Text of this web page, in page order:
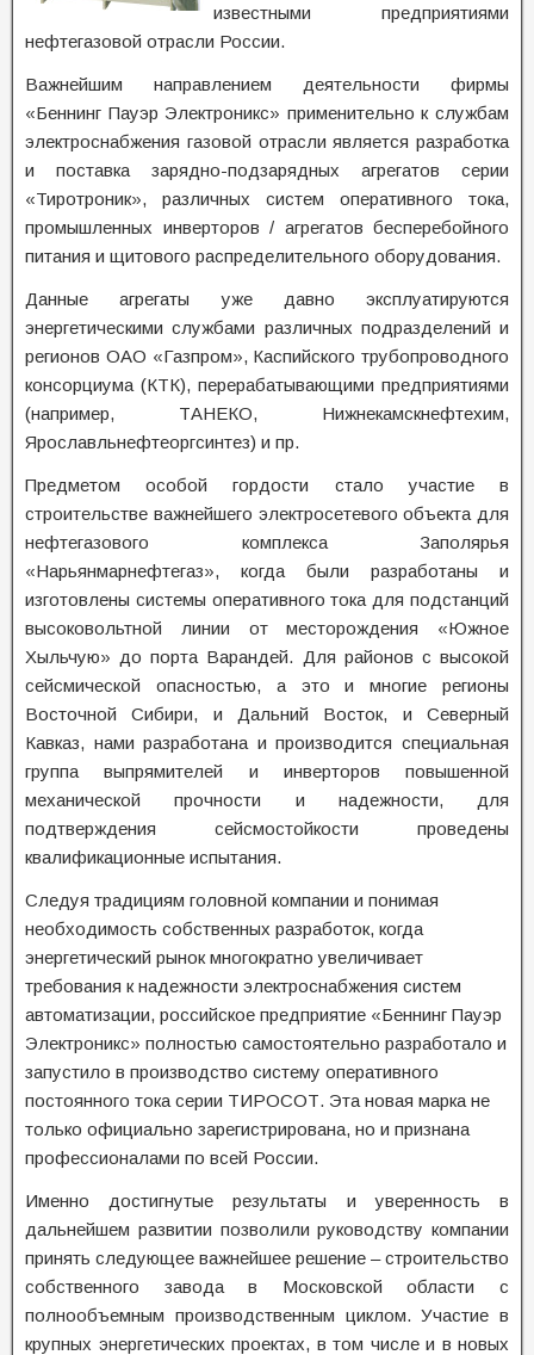
известными предприятиями
нефтегазовой отрасли России.
Важнейшим направлением деятельности фирмы
«Беннинг Пауэр Электроникс» применительно к службам
электроснабжения газовой отрасли является разработка
и поставка зарядно-подзарядных агрегатов серии
«Тиротроник», различных систем оперативного тока,
промышленных инверторов / агрегатов бесперебойного
питания и щитового распределительного оборудования.
Данные агрегаты уже давно эксплуатируются
энергетическими службами различных подразделений и
регионов ОАО «Газпром», Каспийского трубопроводного
консорциума (КТК), перерабатывающими предприятиями
(например, ТАНЕКО, Нижнекамскнефтехим,
Ярославльнефтеоргсинтез) и пр.
Предметом особой гордости стало участие в
строительстве важнейшего электросетевого объекта для
нефтегазового комплекса Заполярья
«Нарьянмарнефтегаз», когда были разработаны и
изготовлены системы оперативного тока для подстанций
высоковольтной линии от месторождения «Южное
Хыльчую» до порта Варандей. Для районов с высокой
сейсмической опасностью, а это и многие регионы
Восточной Сибири, и Дальний Восток, и Северный
Кавказ, нами разработана и производится специальная
группа выпрямителей и инверторов повышенной
механической прочности и надежности, для
подтверждения сейсмостойкости проведены
квалификационные испытания.
Следуя традициям головной компании и понимая
необходимость собственных разработок, когда
энергетический рынок многократно увеличивает
требования к надежности электроснабжения систем
автоматизации, российское предприятие «Беннинг Пауэр
Электроникс» полностью самостоятельно разработало и
запустило в производство систему оперативного
постоянного тока серии ТИРОСОТ. Эта новая марка не
только официально зарегистрирована, но и признана
профессионалами по всей России.
Именно достигнутые результаты и уверенность в
дальнейшем развитии позволили руководству компании
принять следующее важнейшее решение – строительство
собственного завода в Московской области с
полнообъемным производственным циклом. Участие в
крупных энергетических проектах, в том числе и в новых